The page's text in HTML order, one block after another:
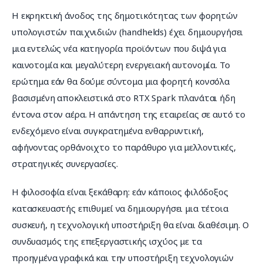
Η εκρηκτική άνοδος της δημοτικότητας των φορητών
υπολογιστών παιχνιδιών (handhelds) έχει δημιουργήσει
μια εντελώς νέα κατηγορία προϊόντων που διψά για
καινοτομία και μεγαλύτερη ενεργειακή αυτονομία. Το
ερώτημα εάν θα δούμε σύντομα μια φορητή κονσόλα
βασισμένη αποκλειστικά στο RTX Spark πλανάται ήδη
έντονα στον αέρα. Η απάντηση της εταιρείας σε αυτό το
ενδεχόμενο είναι συγκρατημένα ενθαρρυντική,
αφήνοντας ορθάνοιχτο το παράθυρο για μελλοντικές,
στρατηγικές συνεργασίες.
Η φιλοσοφία είναι ξεκάθαρη: εάν κάποιος φιλόδοξος
κατασκευαστής επιθυμεί να δημιουργήσει μια τέτοια
συσκευή, η τεχνολογική υποστήριξη θα είναι διαθέσιμη. Ο
συνδυασμός της επεξεργαστικής ισχύος με τα
προηγμένα γραφικά και την υποστήριξη τεχνολογιών